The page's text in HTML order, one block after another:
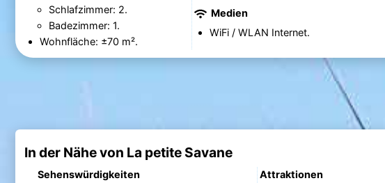
Schlafzimmer: 2.
Badezimmer: 1.
Wohnfläche: ±70 m².
Medien
WiFi / WLAN Internet.
In der Nähe von La petite Savane
Sehenswürdigkeiten
Attraktionen